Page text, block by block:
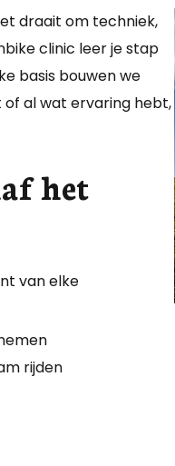
draait om techniek,
clinic leer je stap
basis bouwen we
al wat ervaring hebt,
het
van elke
rijden